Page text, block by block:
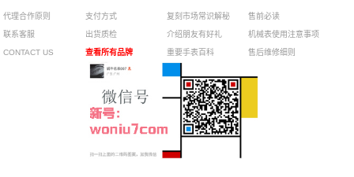
代理合作原则
联系客服
CONTACT US
支付方式
出货质检
查看所有品牌
复刻市场常识解秘
介绍朋友有好礼
重要手表百科
售前必读
机械表使用注意事项
售后维修细则